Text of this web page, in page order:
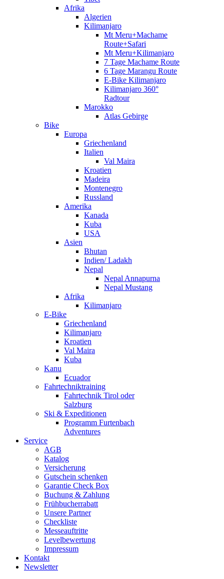
Afrika
Algerien
Kilimanjaro
Mt Meru+Machame
Route+Safari
Mt Meru+Kilimanjaro
7 Tage Machame Route
6 Tage Marangu Route
E-Bike Kilimanjaro
Kilimanjaro 360°
Radtour
Marokko
Atlas Gebirge
Bike
Europa
Griechenland
Italien
Val Maira
Kroatien
Madeira
Montenegro
Russland
Amerika
Kanada
Kuba
USA
Asien
Bhutan
Indien/ Ladakh
Nepal
Nepal Annapurna
Nepal Mustang
Afrika
Kilimanjaro
E-Bike
Griechenland
Kilimanjaro
Kroatien
Val Maira
Kuba
Kanu
Ecuador
Fahrtechniktraining
Fahrtechnik Tirol oder
Salzburg
Ski & Expeditionen
Programm Furtenbach
Adventures
Service
AGB
Katalog
Versicherung
Gutschein schenken
Garantie Check Box
Buchung & Zahlung
Frühbucherrabatt
Unsere Partner
Checkliste
Messeauftritte
Levelbewertung
Impressum
Kontakt
Newsletter